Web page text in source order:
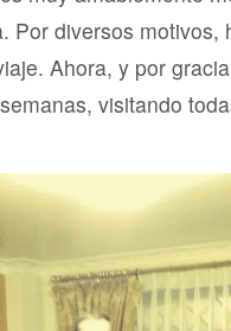
Por diversos motivos,
Ahora, y por
visitando